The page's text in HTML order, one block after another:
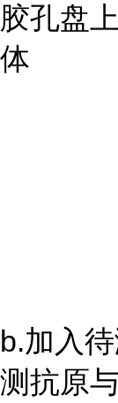
胶孔盘
体
b.加入
测抗原